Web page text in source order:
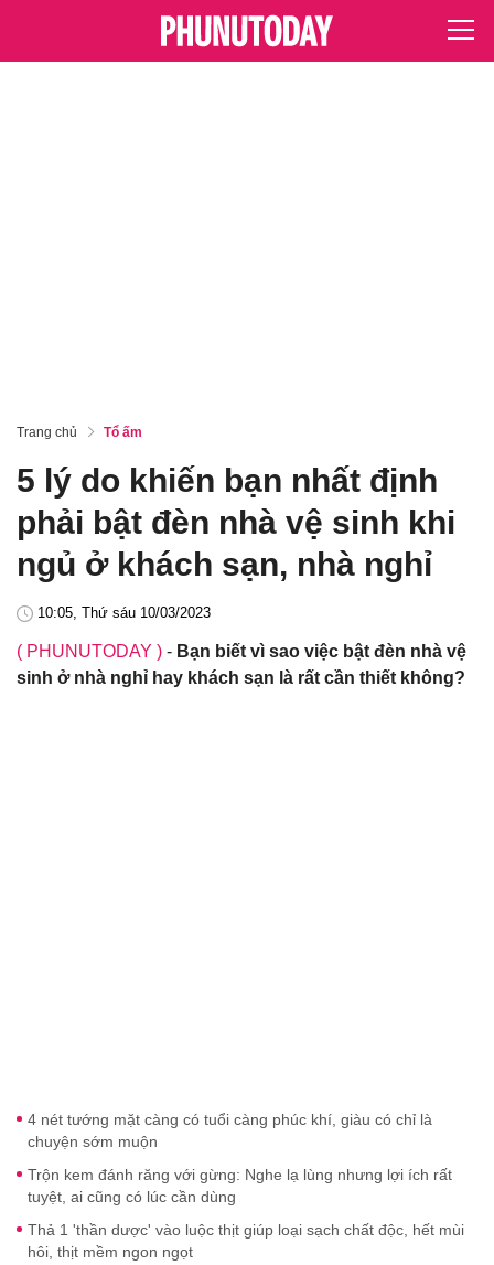
Trang chủ Tổ ấm
5 lý do khiến bạn nhất định
phải bật đèn nhà vệ sinh khi
ngủ ở khách sạn, nhà nghỉ
10:05, Thứ sáu 10/03/2023
( PHUNUTODAY ) - Bạn biết vì sao việc bật đèn nhà vệ
sinh ở nhà nghỉ hay khách sạn là rất cần thiết không?
4 nét tướng mặt càng có tuổi càng phúc khí, giàu có chỉ là
chuyện sớm muộn
Trộn kem đánh răng với gừng: Nghe lạ lùng nhưng lợi ích rất
tuyệt, ai cũng có lúc cần dùng
Thả 1 'thần dược' vào luộc thịt giúp loại sạch chất độc, hết mùi
hôi, thịt mềm ngon ngọt